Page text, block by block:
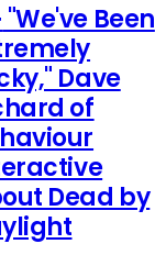
"We've Been
Dave
of
Dead by